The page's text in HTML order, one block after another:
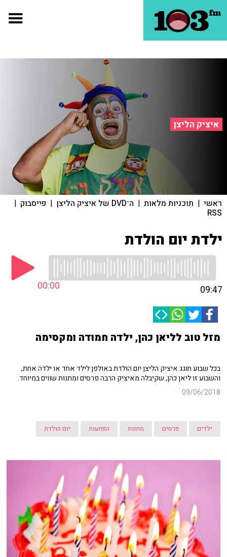
איציק הליצן
ראשי | תוכניות מלאות | ה־DVD של איציק הליצן | פייסבוק |
RSS
ילדת יום הולדת
00:00 09:47
מזל טוב לליאן כהן, ילדה חמודה ומקסימה
בכל שבוע חוגג איציק הליצן יום הולדת באולפן לילד אחד או ילדה אחת,
והשבוע זו ליאן כהן, שקיבלה מאיציק הרבה פרסים ומתנות שווים במיוחד.
09/06/2018
ילדים פרסים מתנות הפתעות יום הולדת